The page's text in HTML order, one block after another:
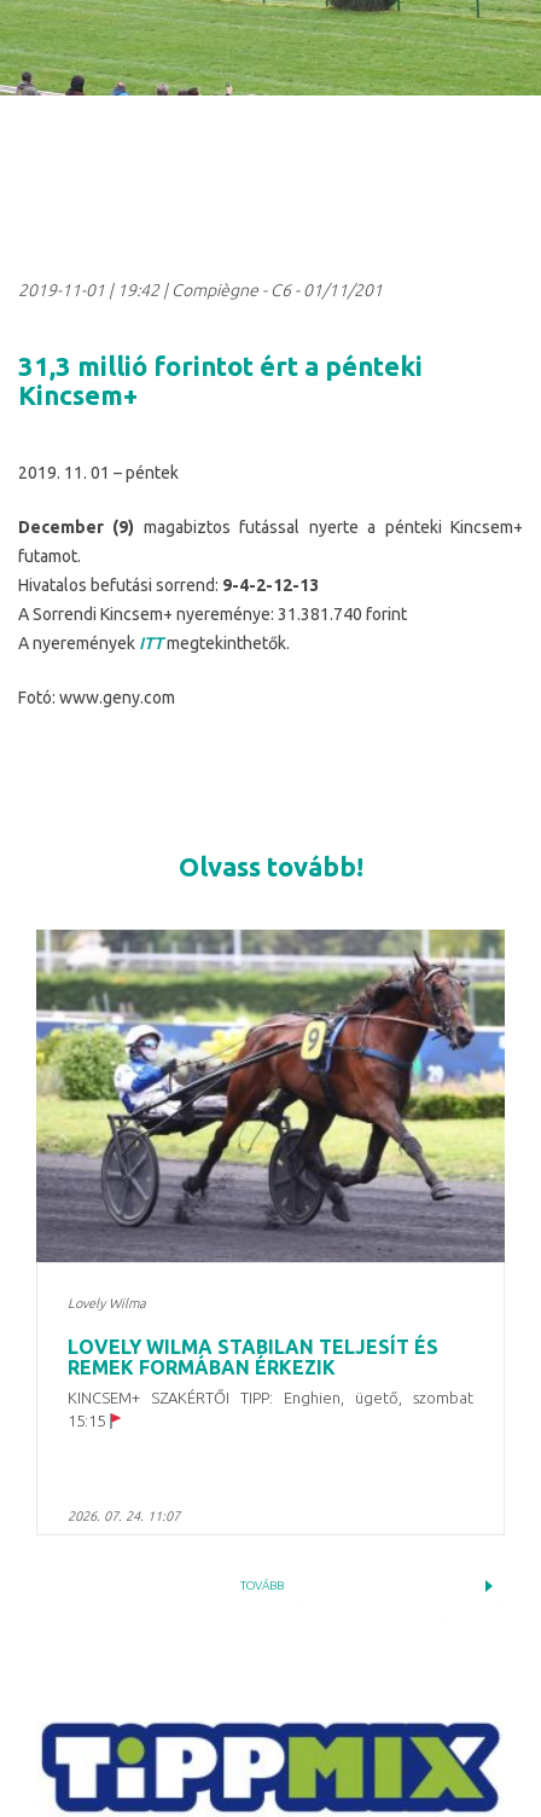
2019-11-01 | 19:42| Compiègne - C6 - 01/11/201
31,3 millió forintot ért a pénteki
Kincsem+
2019. 11. 01 – péntek
December (9) magabiztos futással nyerte a pénteki Kincsem+
futamot.
Hivatalos befutási sorrend: 9-4-2-12-13
A Sorrendi Kincsem+ nyereménye: 31.381.740 forint
A nyeremények ITTmegtekinthetők.
Fotó: www.geny.com
Olvass tovább!
Lovely Wilma
LOVELY WILMA STABILAN TELJESÍT ÉS
REMEK FORMÁBAN ÉRKEZIK
KINCSEM+ SZAKÉRTŐI TIPP: Enghien, ügető, szombat
15:15
2026. 07. 24. 11:07
TOVÁBB